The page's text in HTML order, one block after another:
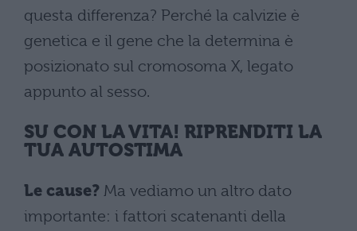
questa differenza? Perché la calvizie è
genetica e il gene che la determina è
posizionato sul cromosoma X, legato
appunto al sesso.
SU CON LA VITA! RIPRENDITI LA
TUA AUTOSTIMA
Le cause? Ma vediamo un altro dato
importante: i fattori scatenanti della